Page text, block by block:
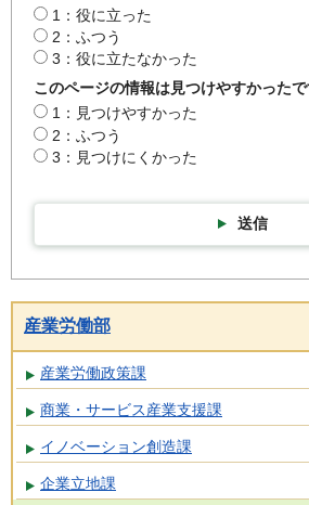
1：役に立った
2：ふつう
3：役に立たなかった
このページの情報は見つけやすかったで
1：見つけやすかった
2：ふつう
3：見つけにくかった
送信
産業労働部
産業労働政策課
商業・サービス産業支援課
イノベーション創造課
企業立地課